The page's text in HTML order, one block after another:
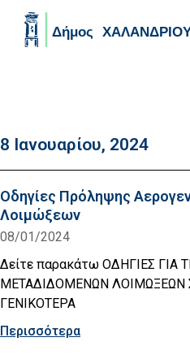
8 Ιανουαρίου, 2024
Οδηγίες Πρόληψης
Λοιμώξεων
08/01/2024
Δείτε παρακάτω ΟΔΗΓΙΕΣ
ΜΕΤΑΔΙΔΟΜΕΝΩΝ ΛΟΙΜΩΞΕΩΝ
ΓΕΝΙΚΟΤΕΡΑ
Περισσότερα